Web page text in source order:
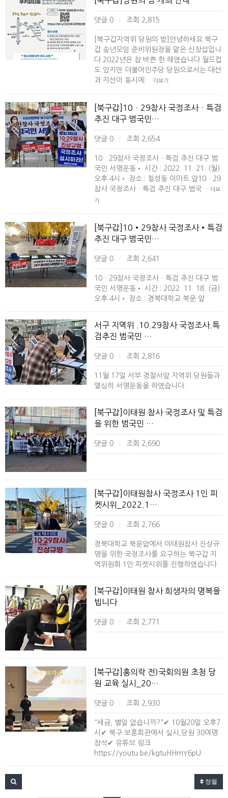
댓글 0 조회 2,815
[북구갑지역위 당원의 밤]안녕하세요.북구
갑 송년모임 준비위원장을 맡은 신창섭입니
다.2022년은 참 바쁜 한 해였습니다.월드컵
도 있지만 더불어민주당 당원으로서는 대선
과 지선이 동시에…
더보기
[북구갑]10ㆍ29참사 국정조사ㆍ특검
추진 대구 범국민…
댓글 0 조회 2,654
10ㆍ29참사 국정조사ㆍ특검 추진 대구 범
국민 서명운동• 시간 : 2022. 11. 21. (월)
오후 4시• 장소 : 칠성동 이마트 앞10ㆍ29
참사 국정조사ㆍ특검 추진 대구 범국…
더보
기
[북구갑]10•29참사 국정조사•특검
추진 대구 범국민…
댓글 0 조회 2,641
10ㆍ29참사 국정조사ㆍ특검 추진 대구 범
국민 서명운동• 시간 : 2022. 11. 18. (금)
오후 4시• 장소 : 경북대학교 북문 앞
서구 지역위 .10.29참사 국정조사.특
검추진 범국민 …
댓글 0 조회 2,816
11월 17일 서부 경찰서앞 지역위 당원들과
열심히 서명운동을 하였습니다.
[북구갑]이태원 참사 국정조사 및 특검
을 위한 범국민 …
댓글 0 조회 2,690
[북구갑]이태원참사 국정조사 1인 피
켓시위_2022.1…
댓글 0 조회 2,766
경북대학교 북문앞에서 이태원참사 진상규
명을 위한 국정조사를 요구하는 북구갑 지
역위원회 1인 피켓시위를 진행하였습니다.
[북구갑]이태원 참사 희생자의 명복을
빕니다
댓글 0 조회 2,771
[북구갑]홍의락 전)국회의원 초청 당
원 교육 실시_20…
댓글 0 조회 2,930
"세금, 별일 없습니까?"✔ 10월20일 오후7
시✔ 북구 보훈회관에서 실시,당원 30여명
참석✔ 유튜브 링크
https://youtu.be/kgtuHHmY6pU
정렬